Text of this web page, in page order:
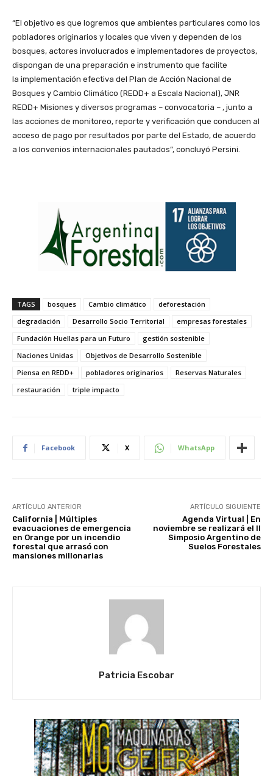
“El objetivo es que logremos que ambientes particulares como los
pobladores originarios y locales que viven y dependen de los
bosques, actores involucrados e implementadores de proyectos,
dispongan de una preparación e instrumento que facilite
la implementación efectiva del Plan de Acción Nacional de
Bosques y Cambio Climático (REDD+ a Escala Nacional), JNR
REDD+ Misiones y diversos programas – convocatoria – , junto a
las acciones de monitoreo, reporte y verificación que conducen al
acceso de pago por resultados por parte del Estado, de acuerdo
a los convenios internacionales pautados”, concluyó Persini.
TAGS bosques Cambio climático
deforestación
degradación
Desarrollo Socio Territorial
empresas forestales
Fundación Huellas para un Futuro
gestión sostenible
Naciones Unidas
Objetivos de Desarrollo Sostenible
Piensa en REDD+
pobladores originarios
Reservas Naturales
restauración
triple impacto
Facebook X WhatsApp
ARTÍCULO ANTERIOR
California | Múltiples
evacuaciones de emergencia
en Orange por un incendio
forestal que arrasó con
mansiones millonarias
ARTÍCULO SIGUIENTE
Agenda Virtual | En
noviembre se realizará el II
Simposio Argentino de
Suelos Forestales
Patricia Escobar